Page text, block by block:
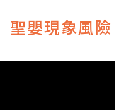
嬰現象風險